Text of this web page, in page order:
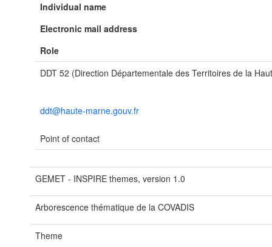
Individual name
Electronic mail address
Role
DDT 52 (Direction Départementale des Territoires de la
ddt@haute-marne.gouv.fr
Point of contact
GEMET - INSPIRE themes, version 1.0
Arborescence thématique de la COVADIS
Theme